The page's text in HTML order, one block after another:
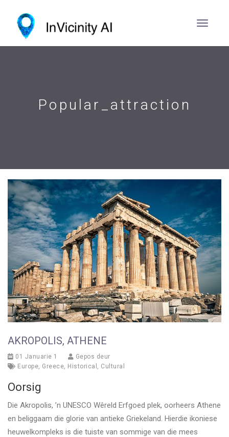
Popular_attraction
AKROPOLIS, ATHENE
01 Januarie 1
Gepos deur
Europe Greece Historical Cultural
Oorsig
Die Akropolis, ’n UNESCO Wêreld Erfgoed plek, oorheers Athene
en beliggaam die glorie van antieke Griekeland. Hierdie ikoniese
heuwelkompleks is die tuiste van sommige van die mees